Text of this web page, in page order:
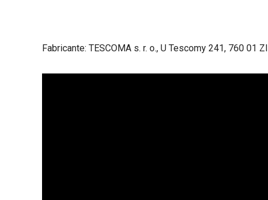
Fabricante: TESCOMA s. r. o., U Tescomy 241, 760 01